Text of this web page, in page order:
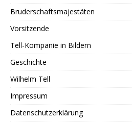
Bruderschaftsmajestäten
Vorsitzende
Tell-Kompanie in Bildern
Geschichte
Wilhelm Tell
Impressum
Datenschutzerklärung